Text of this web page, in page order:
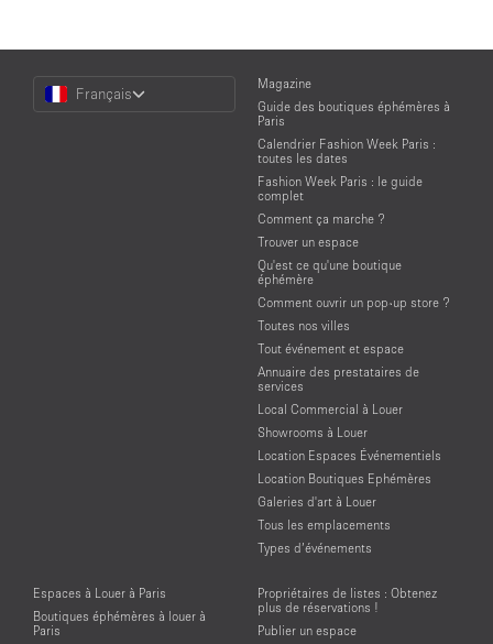
Choose
Language
Français
Magazine
Guide des boutiques éphémères à
Paris
Calendrier Fashion Week Paris :
toutes les dates
Fashion Week Paris : le guide
complet
Comment ça marche ?
Trouver un espace
Qu'est ce qu'une boutique
éphémère
Comment ouvrir un pop-up store ?
Toutes nos villes
Tout événement et espace
Annuaire des prestataires de
services
Local Commercial à Louer
Showrooms à Louer
Location Espaces Événementiels
Location Boutiques Ephémères
Galeries d'art à Louer
Tous les emplacements
Types d’événements
Espaces à Louer à Paris
Boutiques éphémères à louer à
Paris
Propriétaires de listes : Obtenez
plus de réservations !
Publier un espace